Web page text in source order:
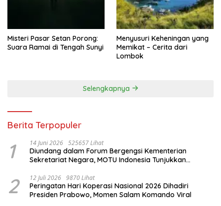
Misteri Pasar Setan Porong:
Suara Ramai di Tengah Sunyi
Menyusuri Keheningan yang
Memikat – Cerita dari
Lombok
Selengkapnya
Berita Terpopuler
1 14 Juni 2026 525657 Lihat
Diundang dalam Forum Bergengsi Kementerian
Sekretariat Negara, MOTU Indonesia Tunjukkan
2 12 Juli 2026 9870 Lihat
Peringatan Hari Koperasi Nasional 2026 Dihadiri
Presiden Prabowo, Momen Salam Komando Viral